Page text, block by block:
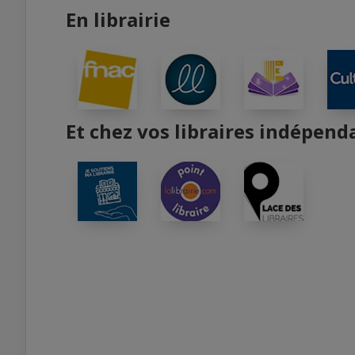
En librairie
Et chez vos libraires